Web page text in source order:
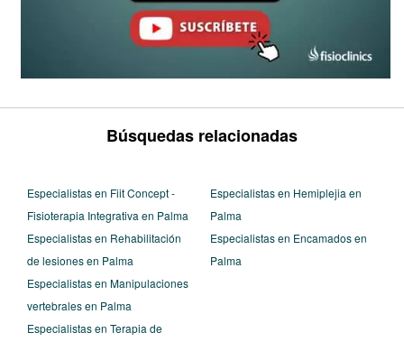
Búsquedas relacionadas
Especialistas en Fiit Concept -
Fisioterapia Integrativa en Palma
Especialistas en Rehabilitación
de lesiones en Palma
Especialistas en Manipulaciones
vertebrales en Palma
Especialistas en Terapia de
Especialistas en Hemiplejia en
Palma
Especialistas en Encamados en
Palma